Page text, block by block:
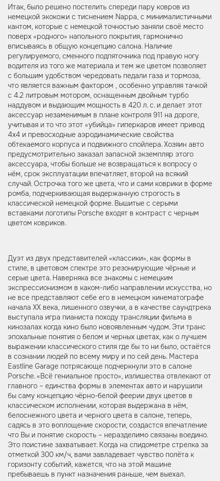
Итак, было решено постелить спереди пару ковров из
немецкой экокожи с тиснением Nappa, с минималистичными
кантом, которые с немецкой точностью заняли своё место
поверх «родного» напольного покрытия, гармонично
вписываясь в общую концепцию салона. Наличие
регулируемого, сменного подпяточника под правую ногу
водителя из того же материала и тем же цветом позволяет
с большим удобством чередовать педали газа и тормоза,
что является важным фактором , особенно управляя тачкой
с 4.2 литровым мотором, оснащенным двойным турбо
наддувом и выдающим мощность в 420 л. с. и делает этот
аксессуар незаменимым в плане контроля 911 на дороге,
учитывая и то что этот «убийца» гиперкаров имеет привод
4х4 и превосходные аэродинамические свойства
обтекаемого корпуса и подвижного спойлера. Хозяин авто
предусмотрительно заказал запасной экземпляр этого
аксессуара, чтобы больше не возвращаться к вопросу о
нём, срок эксплуатации впечатляет, второй на всякий
случай. Острочка того же цвета, что и сами коврики в форме
ромба, подчеркивающая выдержанную строгость в
классической немецкой форме. Вышитые с серыми
вставками логотипы Porsche входят в контраст с черным
цветом ковриков.
Дуэт из двух представителей «классики», как формы в
стиле, в цветовом спектре это резонирующие чёрные и
серые цвета. Наверняка все знакомы с немецким
экспрессионизмом в каком-либо направлении искусства, но
не все представляют себе его в немецком кинематографе
начала ХХ века, лишенного озвучки, а в качестве саундтрека
выступала игра пианиста походу трансляции фильма в
кинозалах когда кино было новоявленным чудом. Эти транс
эпохальные понятия о белом и черных цветах, как о лучшем
выражении классического стиля где бы то ни было, остаётся
в сознании людей по всему миру и по сей день. Мастера
Eastline Garage потрясающе подчеркнули это в салоне
Porsche. «Всё гениальное просто», излишества отвлекают от
главного – единства формы в элементах авто и нарушили
бы саму концепцию чёрно-белой феерии двух цветов в
классическом исполнении, которая выдержана в нём,
белоснежного цвета и черного цвета в салоне, теперь,
садясь в это воплощение скорости, создастся впечатление
что Вы и понятие скорость – неразделимо связаны воедино.
Это поистине захватывает. Когда на спидометре стрелка за
отметкой 300 км/ч, вами завладевает чувство полёта к
горизонту событий, кажется, что на этой машине
пребываешь в пункт назначения раньше, чем выехал.